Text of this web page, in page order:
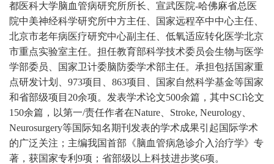
都医科大学脑血管病研究所所长、宣武医院-哈佛麻省总医
院中美神经科学研究所中方主任、国家远程卒中中心主任、
北京市老年病医疗研究中心副主任、低氧适应转化医学北京
市重点实验室主任。担任教育部科学技术委员会生物与医学
学部委员、国家卫计委脑防委学术部主任。承担包括国家重
点研发计划、973项目、863项目、国家自然科学基金等国家
和省部级项目20余项。发表学术论文500余篇，其中SCI论文
150余篇，以第一/责任作者在Nature、Stroke, Neurology、
Neurosurgery等国际知名期刊发表的学术成果引起国际学术
的广泛关注；主编我国首部《脑血管病急诊介入治疗学》专
著，获国家专利9项；省部级以上科技进步奖6项。